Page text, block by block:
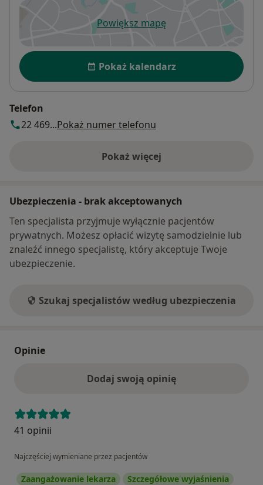
Powiększ mapęotwiera się w nowej karcie
Dostępność
Pokaż kalendarz
Telefon
22 469...Pokaż numer telefonu
Pokaż więcej
o adresie
Ubezpieczenia - brak akceptowanych
Ten specjalista przyjmuje wyłącznie pacjentów
prywatnych. Możesz opłacić wizytę samodzielnie lub
znaleźć innego specjalistę, który akceptuje Twoje
ubezpieczenie.
Szukaj specjalistów według ubezpieczenia
Opinie
Dodaj swoją opinię
41 opinii
Najczęściej wymieniane przez pacjentów
Zaangażowanie lekarza
Szczegółowe wyjaśnienia